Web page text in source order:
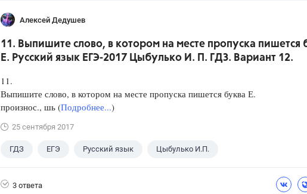
Алексей Дедушев
11. Выпишите слово, в котором на месте пропуска пишется
Е. Русский язык ЕГЭ-2017 Цыбулько И. П. ГДЗ. Вариант 12.
11.
Выпишите слово, в котором на месте пропуска пишется буква Е.
произнос., шь (Подробнее...)
25 сентября 2017
ГДЗ ЕГЭ Русский язык Цыбулько И.П.
3 ответа